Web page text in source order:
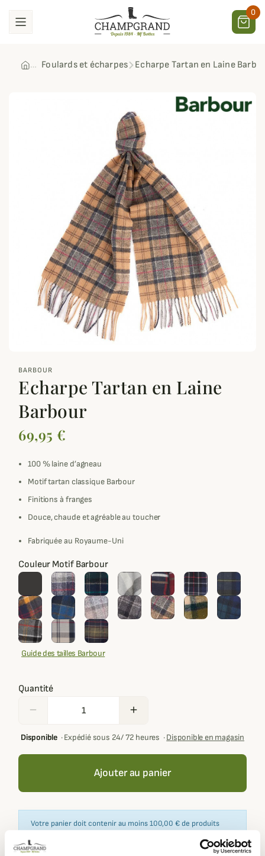
0
Foulards et écharpes Echarpe Tartan en Laine
BARBOUR
Echarpe Tartan en Laine
Barbour
69,95 €
100 % laine d’agneau
Motif tartan classique Barbour
Finitions à franges
Douce, chaude et agréable au toucher
Fabriquée au Royaume-Uni
Couleur Motif Barbour
Guide des tailles Barbour
Quantité
remove add
Disponible·Expédié sous 24/ 72 heures ·Disponible en magasin
Ajouter au panier
Votre panier doit contenir au moins 100,00 € de produits